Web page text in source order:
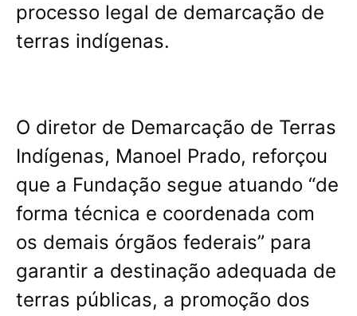
processo legal de demarcação de
terras indígenas.
O diretor de Demarcação de Terras
Indígenas, Manoel Prado, reforçou
que a Fundação segue atuando “de
forma técnica e coordenada com
os demais órgãos federais” para
garantir a destinação adequada de
terras públicas, a promoção dos